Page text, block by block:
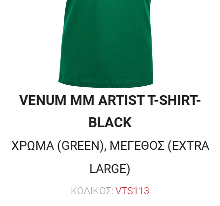
VENUM MM ARTIST T-SHIRT-
BLACK
ΧΡΩΜΑ (GREEN), ΜΕΓΕΘΟΣ (EXTRA
LARGE)
ΚΩΔΙΚΟΣ: VTS113